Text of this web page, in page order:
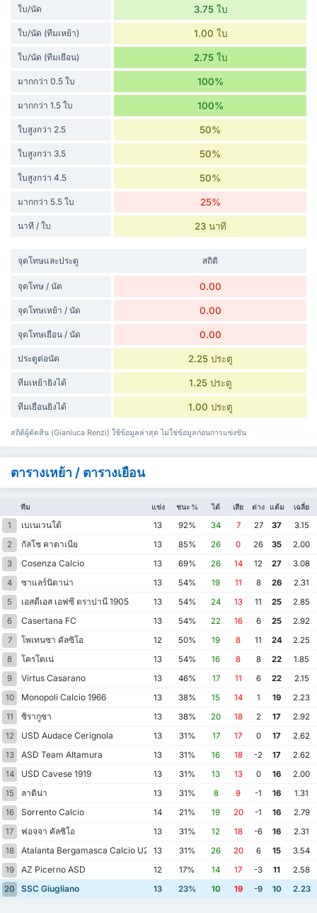
ใบ/นัด 3.75 ใบ
ใบ/นัด (ทีมเหย้า) 1.00 ใบ
ใบ/นัด (ทีมเยือน) 2.75 ใบ
มากกว่า 0.5 ใบ 100%
มากกว่า 1.5 ใบ 100%
ใบสูงกว่า 2.5 50%
ใบสูงกว่า 3.5 50%
ใบสูงกว่า 4.5 50%
มากกว่า 5.5 ใบ 25%
นาที / ใบ 23 นาที
จุดโทษและประตู สถิติ
จุดโทษ / นัด 0.00
จุดโทษเหย้า / นัด 0.00
จุดโทษเยือน / นัด 0.00
ประตูต่อนัด 2.25 ประตู
ทีมเหย้ายิงได้ 1.25 ประตู
ทีมเยือนยิงได้ 1.00 ประตู
สถิติผู้ตัดสิน (Gianluca Renzi) ใช้ข้อมูลล่าสุด ไม่ใช่ข้อมูลก่อนการแข่งขัน
ตารางเหย้า / ตารางเยือน
ทีม แข่ง ชนะ % ได้ เสีย ต่าง แต้ม เฉลี่ย
1 เบเนเวนโต้ 13 92% 34 7 27 37
3.15
2
กัลโช คาตาเนีย 13 85% 26 0 26 35
2.00
3
Cosenza Calcio 13 69% 26 14 12 27
3.08
4
ซาแลร์นิตาน่า 13 54% 19 11 8 26
2.31
5
เอสดีเอส เอฟซี ตราปานี 1905 13 54% 24 13 11 25
2.85
6
Casertana FC 13 54% 22 16 6 25
2.92
7
โพเทนซา คัลซิโอ 12 50% 19 8 11 24
2.25
8
โครโตเน่ 13 54% 16 8 8 22
1.85
9
Virtus Casarano 13 46% 17 11 6 22
2.15
10
Monopoli Calcio 1966 13 38% 15 14 1 19
2.23
11
ซิรากูซา 13 38% 20 18 2 17
2.92
12
USD Audace Cerignola 13 31% 17 17 0 17
2.62
13
ASD Team Altamura 13 31% 16 18 -2 17
2.62
14
USD Cavese 1919 13 31% 13 13 0 16
2.00
15
ลาติน่า 13 31% 8 9 -1 16
1.31
16
Sorrento Calcio 14 21% 19 20 -1 16
2.79
17
ฟอจจา คัลซิโอ 13 31% 12 18 -6 16
2.31
18
Atalanta Bergamasca Calcio U23 13 31% 26 20 6 15
3.54
19
AZ Picerno ASD 12 17% 14 17 -3 11
2.58
20
SSC Giugliano 13 23% 10 19 -9 10 2.23